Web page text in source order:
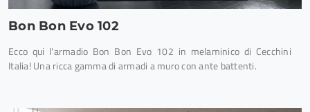
Bon Bon Evo 102
Ecco qui l'armadio Bon Bon Evo 102 in melaminico di Cecchini
Italia! Una ricca gamma di armadi a muro con ante battenti.